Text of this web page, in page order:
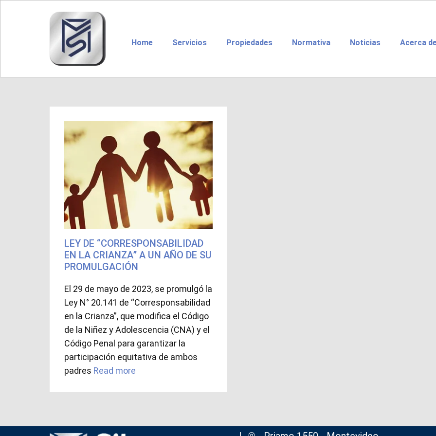
Home Servicios Propiedades Normativa Noticias Acerca
LEY DE “CORRESPONSABILIDAD
EN LA CRIANZA” A UN AÑO DE SU
PROMULGACIÓN
El 29 de mayo de 2023, se promulgó la
Ley N° 20.141 de “Corresponsabilidad
en la Crianza”, que modifica el Código
de la Niñez y Adolescencia (CNA) y el
Código Penal para garantizar la
participación equitativa de ambos
padres Read more